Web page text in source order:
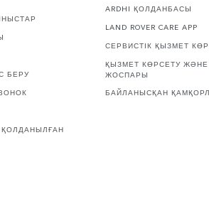
БЕРУ
ҚОЛДАНЫЛҒАН
ARDHI ҚОЛДАНБАСЫ
LAND ROVER CARE APP
СЕРВИСТІК ҚЫЗМЕТ
ҚЫЗМЕТ КӨРСЕТУ
ЖОСПАРЫ
БАЙЛАНЫСҚАН